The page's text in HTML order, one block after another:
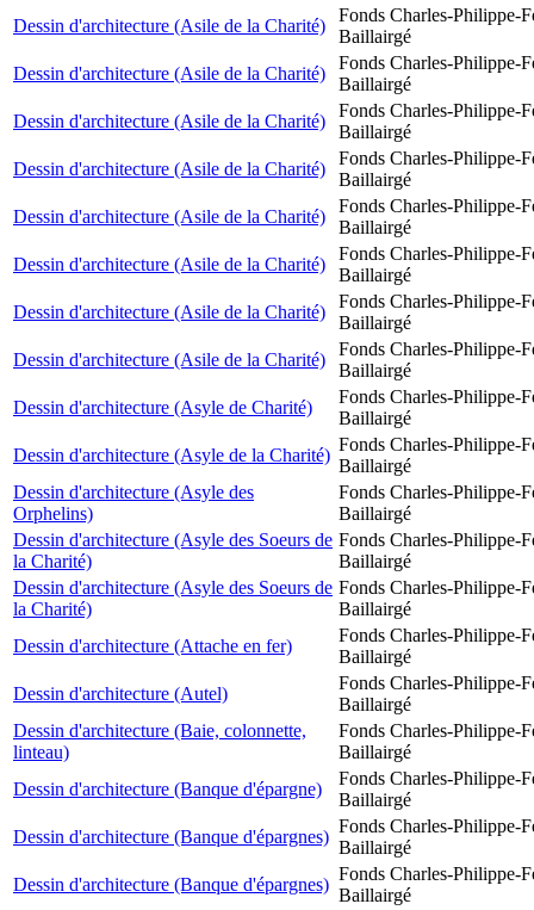
Dessin d'architecture (Asile de la Charité)
Fonds Charles-Philippe-
Baillairgé
Dessin d'architecture (Asile de la Charité)
Fonds Charles-Philippe-
Baillairgé
Dessin d'architecture (Asile de la Charité)
Fonds Charles-Philippe-
Baillairgé
Dessin d'architecture (Asile de la Charité)
Fonds Charles-Philippe-
Baillairgé
Dessin d'architecture (Asile de la Charité)
Fonds Charles-Philippe-
Baillairgé
Dessin d'architecture (Asile de la Charité)
Fonds Charles-Philippe-
Baillairgé
Dessin d'architecture (Asile de la Charité)
Fonds Charles-Philippe-
Baillairgé
Dessin d'architecture (Asile de la Charité)
Fonds Charles-Philippe-
Baillairgé
Dessin d'architecture (Asyle de Charité)
Fonds Charles-Philippe-
Baillairgé
Dessin d'architecture (Asyle de la Charité)
Fonds Charles-Philippe-
Baillairgé
Dessin d'architecture (Asyle des
Orphelins)
Fonds Charles-Philippe-
Baillairgé
Dessin d'architecture (Asyle des Soeurs de
la Charité)
Fonds Charles-Philippe-
Baillairgé
Dessin d'architecture (Asyle des Soeurs de
la Charité)
Fonds Charles-Philippe-
Baillairgé
Dessin d'architecture (Attache en fer)
Fonds Charles-Philippe-
Baillairgé
Dessin d'architecture (Autel)
Fonds Charles-Philippe-
Baillairgé
Dessin d'architecture (Baie, colonnette,
linteau)
Fonds Charles-Philippe-
Baillairgé
Dessin d'architecture (Banque d'épargne)
Fonds Charles-Philippe-
Baillairgé
Dessin d'architecture (Banque d'épargnes)
Fonds Charles-Philippe-
Baillairgé
Dessin d'architecture (Banque d'épargnes)
Fonds Charles-Philippe-
Baillairgé